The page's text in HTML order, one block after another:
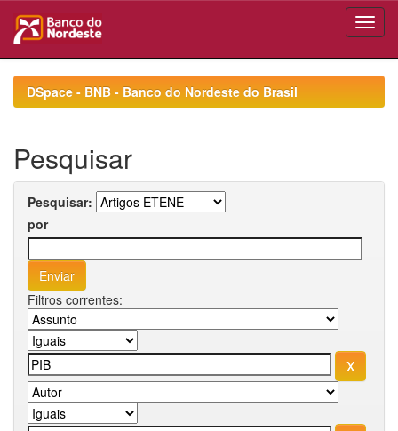
navigationDSpace - BNB - Banco do Nordeste do Brasil
Pesquisar
Pesquisar:
por
Filtros correntes: